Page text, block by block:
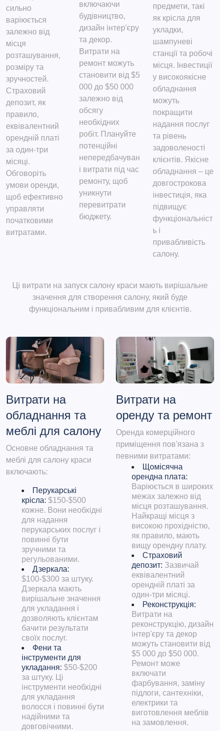
сильно
варіюється
залежно від
місця
розташування,
розміру та
зручностей.
Страховий
депозит, як
правило,
еквівалентний
орендній платі
за один-три
місяці.
Обговоріть
умови оренди,
щоб ефективно
управляти
початковими
витратами.
включаючи
будівництво,
дизайн інтер'єру
та декор.
Витрати на
ремонт можуть
становити від $5
000 до $50 000
залежно від
обсягу
необхідних
робіт. Плануйте
потенційні
непередбачуван
і витрати під час
ремонту, щоб
уникнути
перевитрати
бюджету.
предмети, такі
як крісла для
укладки,
шампуневі
станції та робочі
місця. Інвестиції
у високоякісне
обладнання
можуть
покращити
надання послуг
та рівень
задоволеності
клієнтів. Якісне
обладнання – це
довгострокова
інвестиція, яка
підвищує
функціональніст
ь і
привабливість
салону.
Ці витрати на запуск салону краси мають вирішальне
значення для створення салону, який буде
функціональним і привабливим для клієнтів.
Витрати на
обладнання та
меблі для салону
Основне обладнання та
меблі для салону краси
включають:
Перукарські
крісла: $150-$500
кожне. Вони необхідні
для надання
перукарських послуг і
повинні бути
зручними та
регульованими.
Дзеркала:
$100-$300 за штуку.
Дзеркала мають
вирішальне значення
для укладання і
дозволяють клієнтам
бачити результати
своїх послуг.
Фени та
інструменти для
укладання: $50-$200
за штуку. Ці
інструменти необхідні
для укладання
волосся і повинні бути
надійними та
довговічними.
Витрати на
оренду та ремонт
Оренда комерційного
приміщення пов'язана з
певними витратами:
Щомісячна
орендна плата:
Варіюється в широких
межах залежно від
місця розташування.
Найкращі місця з
високою прохідністю,
як правило, мають
вищу орендну плату.
Страховий
депозит: Зазвичай
еквівалентний
орендній платі за
один-три місяці.
Реконструкція:
Витрати на
реконструкцію, дизайн
інтер'єру та декор
можуть становити від
$5 000 до $50 000.
Ремонт може
включати
фарбування, заміну
підлоги, сантехніки,
електрики та
виготовлення меблів
на замовлення.